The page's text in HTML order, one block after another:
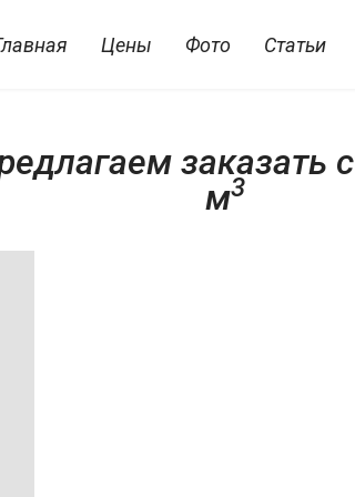
Цены Фото Статьи
заказать
м3